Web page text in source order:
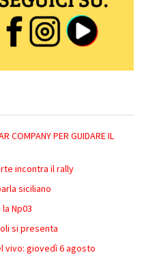
COMPANY PER GUIDARE IL
incontra il rally
siciliano
Np03
si presenta
vivo: giovedì 6 agosto